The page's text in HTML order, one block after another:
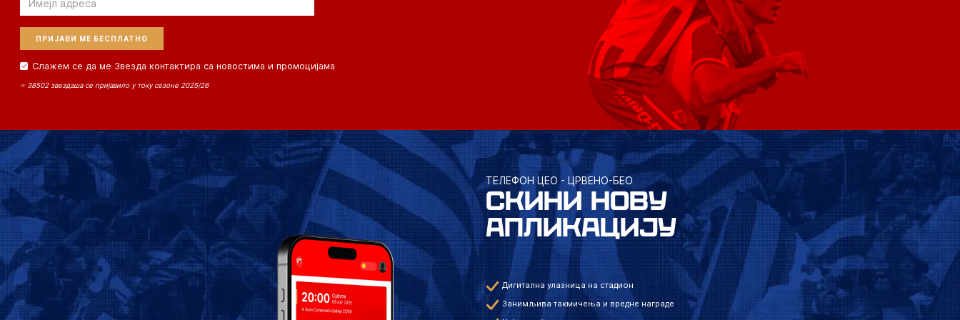
Слажем се да ме Звезда контактира са новостима и промоцијама
⭐ 38502 звездаша се пријавило у току сезоне 2025/26
ТЕЛЕФОН ЦЕО - ЦРВЕНО-БЕО
СКИНИ НОВУ
АПЛИКАЦИЈУ
Дигитална улазница на стадион
Занимљива такмичења и вредне награде